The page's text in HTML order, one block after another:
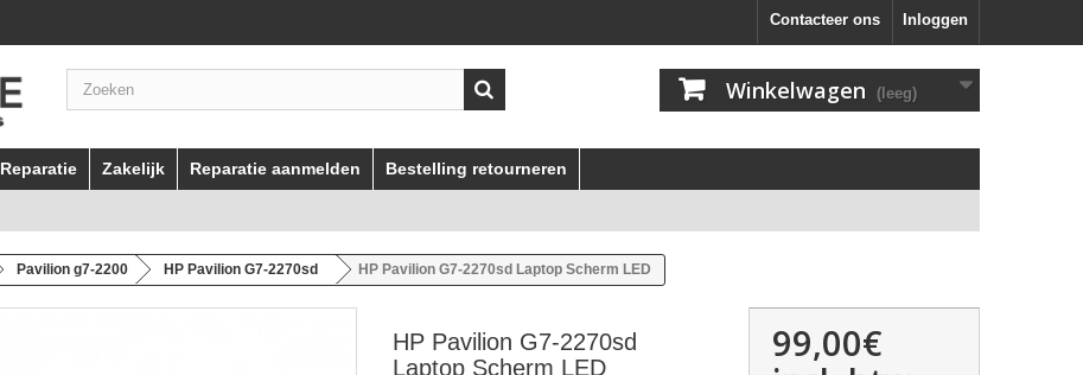
Inloggen
Contacteer ons
Winkelwagen (leeg)
Reparatie Zakelijk Reparatie aanmelden Bestelling retourneren
Pavilion g7-2200 HP Pavilion G7-2270sd HP Pavilion G7-2270sd Laptop Scherm LED
HP Pavilion G7-2270sd
Laptop Scherm LED
99,00€